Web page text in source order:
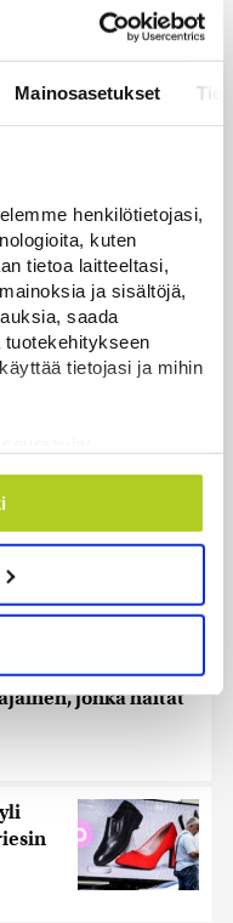
Mainosasetukset
henkilötietojasi,
kuten
tietoa laitteeltasi,
ja sisältöjä,
saada
tietojasi ja mihin
sijainnistasi,
tarkkuudella
käsitellään ja miten
vain
sisällön ja mainosten
ominaisuuksien
ja analytiikka-
miten käytät
yhdistää näitä
heille tai joita on
Tietoja
on
Luetuimmat
on
jonka haitat